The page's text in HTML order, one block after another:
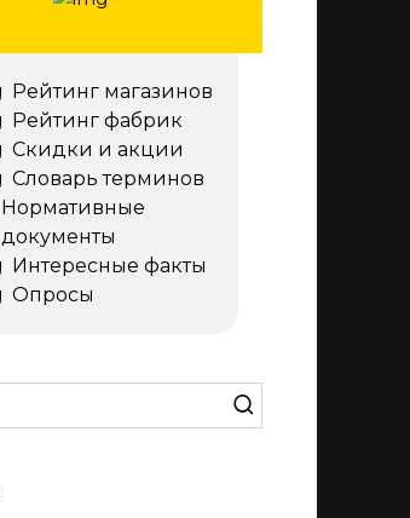
Рейтинг магазинов
Рейтинг фабрик
Скидки и акции
Словарь терминов
Нормативные
документы
Интересные факты
Опросы